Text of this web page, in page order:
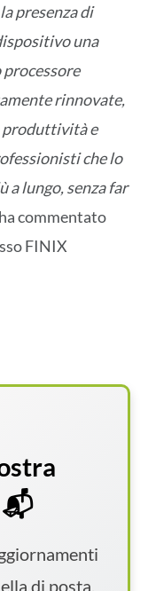
presenza di
una
rinnovate,
produttività e
che lo
a lungo, senza far
commentato
FINIX
di posta.